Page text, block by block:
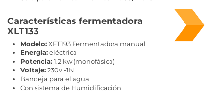
Características fermentadora
XLT133
Modelo:XFT193 Fermentadora manual
Energía:eléctrica
Potencia:1.2 kw (monofásica)
Voltaje:230v -1N
Bandeja para el agua
Con sistema de Humidificación